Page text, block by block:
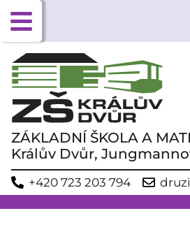
ZÁKLADNÍ ŠKOLA A
Králův Dvůr,
+420 723 203 794